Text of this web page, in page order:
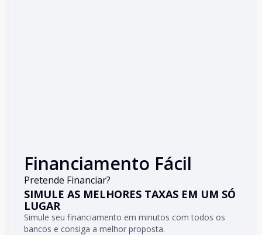
Financiamento Fácil
Pretende Financiar?
SIMULE AS MELHORES TAXAS EM UM SÓ
LUGAR
Simule seu financiamento em minutos com todos os
bancos e consiga a melhor proposta.